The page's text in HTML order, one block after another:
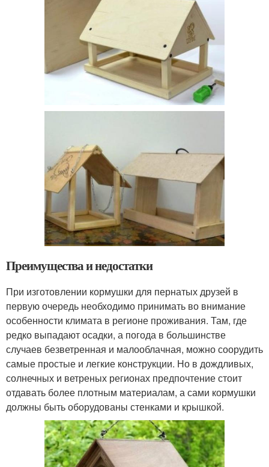
Преимущества и недостатки
При изготовлении кормушки для пернатых друзей в
первую очередь необходимо принимать во внимание
особенности климата в регионе проживания. Там, где
редко выпадают осадки, а погода в большинстве
случаев безветренная и малооблачная, можно соорудить
самые простые и легкие конструкции. Но в дождливых,
солнечных и ветреных регионах предпочтение стоит
отдавать более плотным материалам, а сами кормушки
должны быть оборудованы стенками и крышкой.